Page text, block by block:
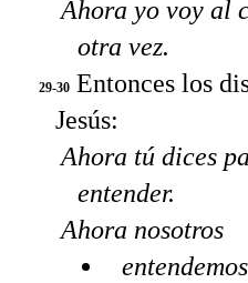
Ahora yo voy al
otra vez.
29-30 Entonces los
Jesús:
Ahora tú dices
entender.
Ahora nosotros